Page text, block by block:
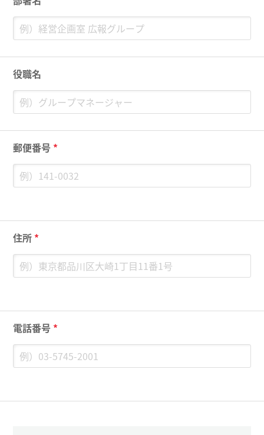
役職名
郵便番号 *
住所 *
電話番号 *